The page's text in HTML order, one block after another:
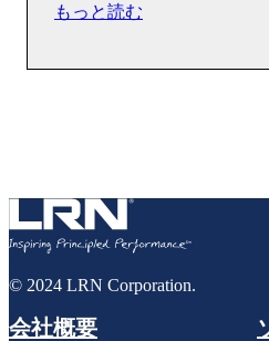
もっと読む
© 2024 LRN Corporation.
会社概要